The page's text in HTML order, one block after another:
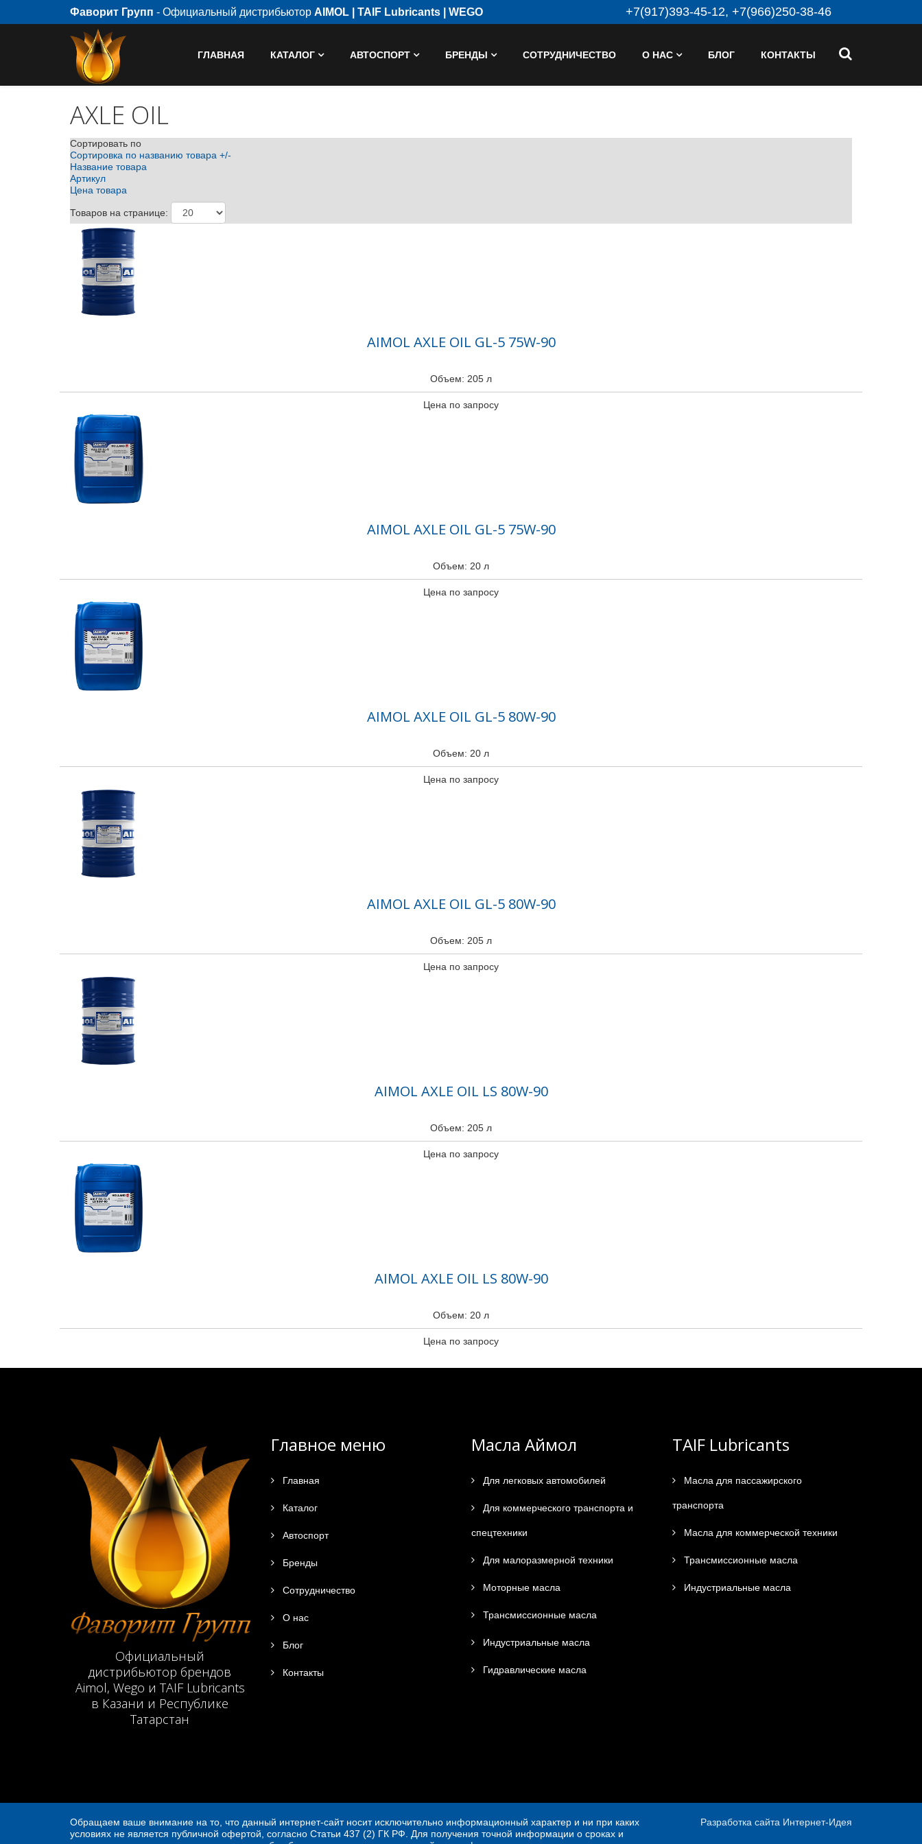
Фаворит Групп - Официальный дистрибьютор AIMOL | TAIF Lubricants | WEGO +7(917)393-45-12, +7(966)250-38-46
ГЛАВНАЯ КАТАЛОГ АВТОСПОРТ БРЕНДЫ СОТРУДНИЧЕСТВО О НАС БЛОГ КОНТАКТЫ
AXLE OIL
Сортировать по
Сортировка по названию товара +/-
Название товара
Артикул
Цена товара
Товаров на странице:
AIMOL AXLE OIL GL-5 75W-90
Объем: 205 л
Цена по запросу
AIMOL AXLE OIL GL-5 75W-90
Объем: 20 л
Цена по запросу
AIMOL AXLE OIL GL-5 80W-90
Объем: 20 л
Цена по запросу
AIMOL AXLE OIL GL-5 80W-90
Объем: 205 л
Цена по запросу
AIMOL AXLE OIL LS 80W-90
Объем: 205 л
Цена по запросу
AIMOL AXLE OIL LS 80W-90
Объем: 20 л
Цена по запросу
Официальный
дистрибьютор брендов
Aimol, Wego и TAIF Lubricants
в Казани и Республике
Татарстан
Главное меню
Главная
Каталог
Автоспорт
Бренды
Сотрудничество
О нас
Блог
Контакты
Масла Аймол
Для легковых автомобилей
Для коммерческого транспорта и
спецтехники
Для малоразмерной техники
Моторные масла
Трансмиссионные масла
Индустриальные масла
Гидравлические масла
TAIF Lubricants
Масла для пассажирского
транспорта
Масла для коммерческой техники
Трансмиссионные масла
Индустриальные масла
Обращаем ваше внимание на то, что данный интернет-сайт носит исключительно информационный характер и ни при каких
условиях не является публичной офертой, согласно Статьи 437 (2) ГК РФ. Для получения точной информации о сроках и
Разработка сайта Интернет-Идея